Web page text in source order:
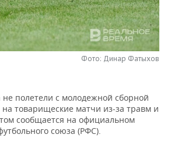
Фото: Динар Фатыхов
не полетели с молодежной сборной
товарищеские матчи из-за травм и
сообщается на официальном
союза (РФС).